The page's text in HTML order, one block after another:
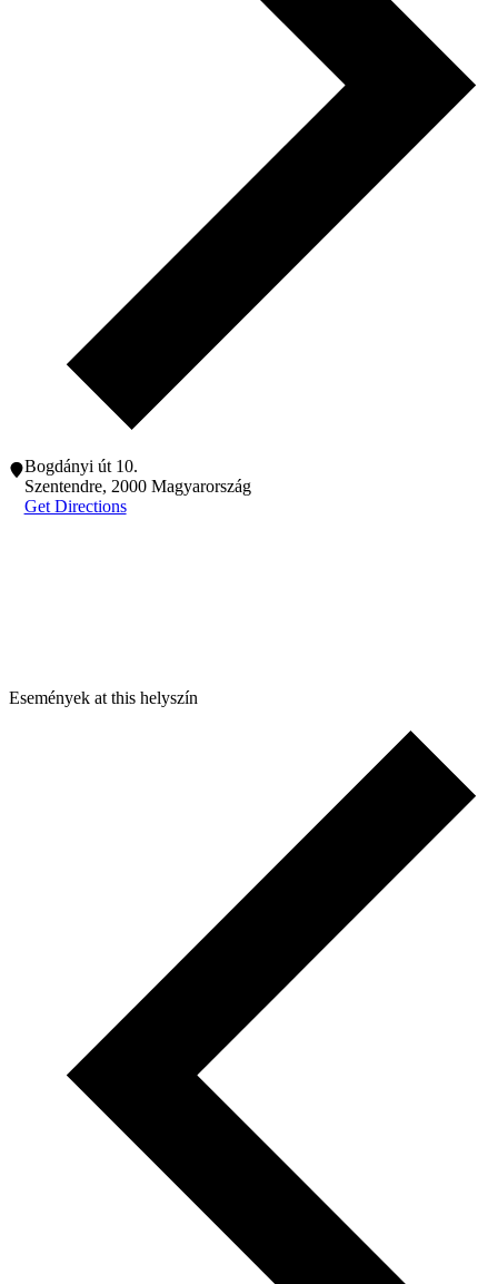
Bogdányi út 10.
Szentendre, 2000 Magyarország
Get Directions
Események at this helyszín